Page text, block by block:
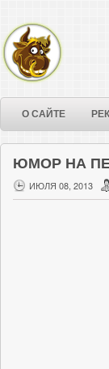
О САЙТЕ
ЮМОР НА
ИЮЛЯ 08, 2013